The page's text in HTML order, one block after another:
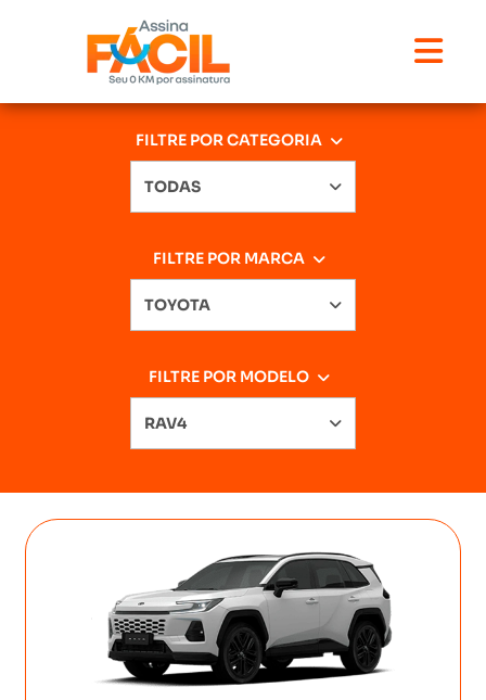
FILTRE POR CATEGORIA
TODAS
FILTRE POR MARCA
TOYOTA
FILTRE POR MODELO
RAV4